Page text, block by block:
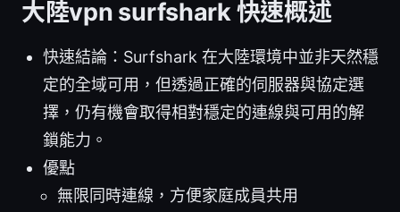
大陸vpn surfshark 快速概述
快速結論：Surfshark 在大陸環境中並非天然穩
定的全域可用，但透過正確的伺服器與協定選
擇，仍有機會取得相對穩定的連線與可用的解
鎖能力。
優點
無限同時連線，方便家庭成員共用